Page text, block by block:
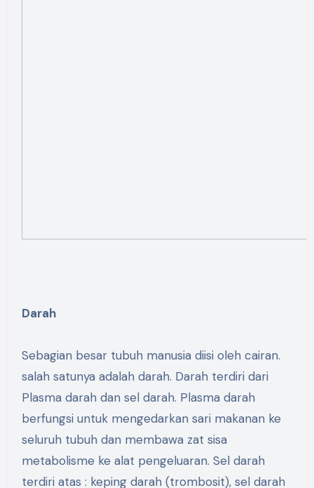
Darah
Sebagian besar tubuh manusia diisi oleh cairan.
salah satunya adalah darah. Darah terdiri dari
Plasma darah dan sel darah. Plasma darah
berfungsi untuk mengedarkan sari makanan ke
seluruh tubuh dan membawa zat sisa
metabolisme ke alat pengeluaran. Sel darah
terdiri atas : keping darah (trombosit), sel darah